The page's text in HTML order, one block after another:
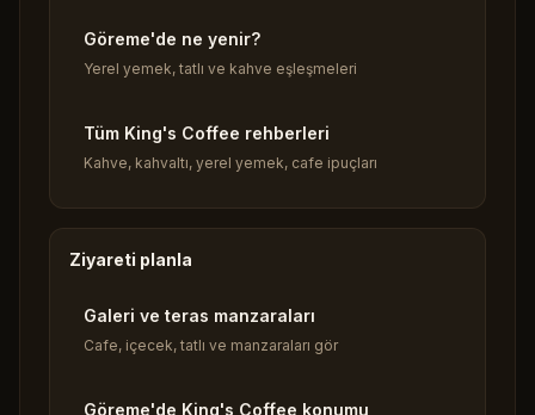
Göreme'de ne yenir?
Yerel yemek, tatlı ve kahve eşleşmeleri
Tüm King's Coffee rehberleri
Kahve, kahvaltı, yerel yemek, cafe ipuçları
Ziyareti planla
Galeri ve teras manzaraları
Cafe, içecek, tatlı ve manzaraları gör
Göreme'de King's Coffee konumu